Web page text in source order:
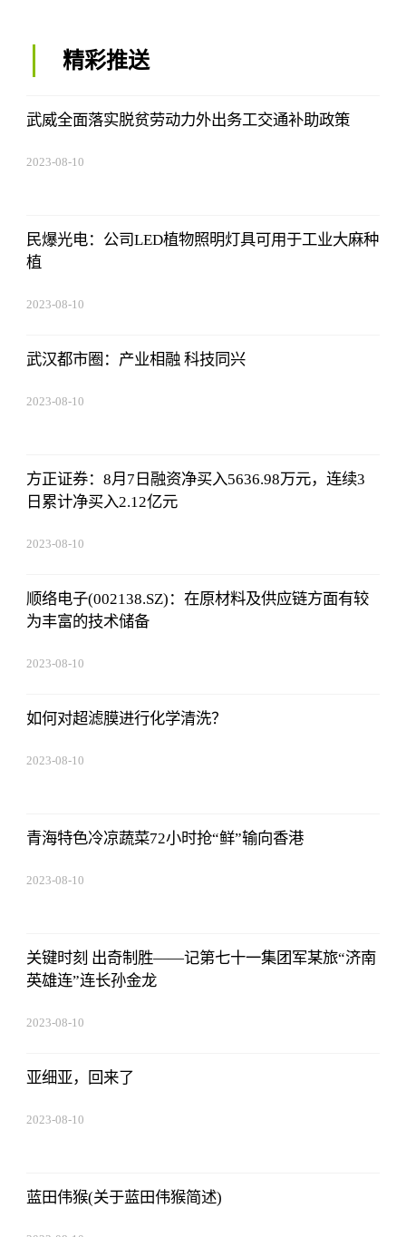
精彩推送
武威全面落实脱贫劳动力外出务工交通补助政策
2023-08-10
民爆光电：公司LED植物照明灯具可用于工业大麻种
植
2023-08-10
武汉都市圈：产业相融 科技同兴
2023-08-10
方正证券：8月7日融资净买入5636.98万元，连续3
日累计净买入2.12亿元
2023-08-10
顺络电子(002138.SZ)：在原材料及供应链方面有较
为丰富的技术储备
2023-08-10
如何对超滤膜进行化学清洗？
2023-08-10
青海特色冷凉蔬菜72小时抢“鲜”输向香港
2023-08-10
关键时刻 出奇制胜——记第七十一集团军某旅“济南
英雄连”连长孙金龙
2023-08-10
亚细亚，回来了
2023-08-10
蓝田伟猴(关于蓝田伟猴简述)